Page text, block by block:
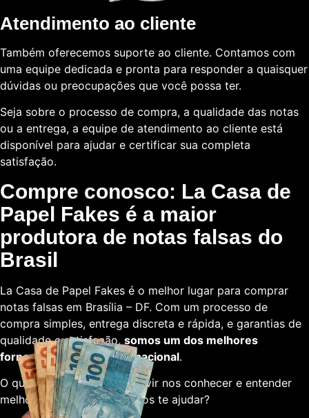
Atendimento ao cliente
Também oferecemos suporte ao cliente. Contamos com
uma equipe dedicada e pronta para responder a quaisquer
dúvidas ou preocupações que você possa ter.
Seja sobre o processo de compra, a qualidade das notas
ou a entrega, a equipe de atendimento ao cliente está
disponível para ajudar e certificar sua completa
satisfação.
Compre conosco: La Casa de
Papel Fakes é a maior
produtora de notas falsas do
Brasil
La Casa de Papel Fakes é o melhor lugar para comprar
notas falsas em Brasília – DF. Com um processo de
compra simples, entrega discreta e rápida, e garantias de
qualidade e satisfação, somos um dos melhores
fornecedores em escala nacional.
O que está esperando para vir nos conhecer e entender
melhor sobre como podemos te ajudar?